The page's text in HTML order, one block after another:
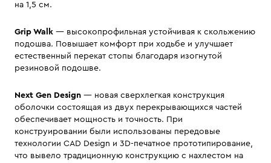
на 1,5 см.
Grip Walk — высокопрофильная устойчивая к скольжению
подошва. Повышает комфорт при ходьбе и улучшает
естественный перекат стопы благодаря изогнутой
резиновой подошве.
Next Gen Design — новая сверхлегкая конструкция
оболочки состоящая из двух перекрывающихся частей
обеспечивает мощность и точность. При
конструировании были использованы передовые
технологии CAD Design и 3D-печатное прототипирование,
что вывело традиционную конструкцию с нахлестом на